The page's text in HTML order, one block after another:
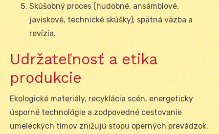
Skúšobný proces (hudobné, ansámblové,
javiskové, technické skúšky); spätná väzba a
revízia.
Udržateľnosť a etika
produkcie
Ekologické materiály, recyklácia scén, energeticky
úsporné technológie a zodpovedné cestovanie
umeleckých tímov znižujú stopu operných prevádzok.